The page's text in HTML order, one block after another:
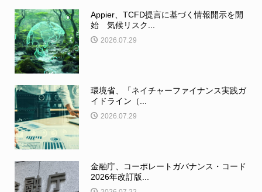
Appier、TCFD提言に基づく情報開示を開
始 気候リスク...
2026.07.29
環境省、「ネイチャーファイナンス実践ガ
イドライン（...
2026.07.29
金融庁、コーポレートガバナンス・コード
2026年改訂版...